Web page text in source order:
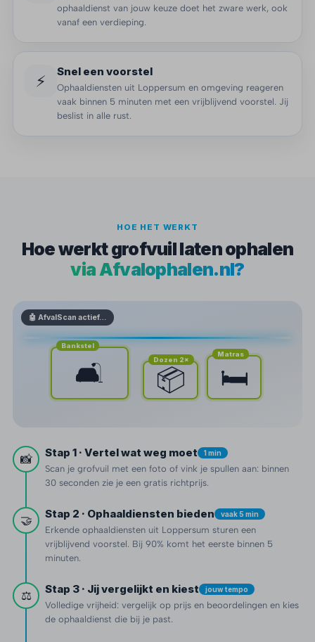
ophaaldienst van jouw keuze doet het zware werk, ook
vanaf een verdieping.
⚡ Snel een voorstel
Ophaaldiensten uit Loppersum en omgeving reageren
vaak binnen 5 minuten met een vrijblijvend voorstel. Jij
beslist in alle rust.
HOE HET WERKT
Hoe werkt grofvuil laten ophalen
via Afvalophalen.nl?
🤖 AfvalScan actief…
Bankstel
🛋️ Dozen 2×
📦
Matras
🛏️
📸 Stap 1 · Vertel wat weg moet 1 min
Scan je grofvuil met een foto of vink je spullen aan: binnen
30 seconden zie je een gratis richtprijs.
🤝 Stap 2 · Ophaaldiensten bieden vaak 5 min
Erkende ophaaldiensten uit Loppersum sturen een
vrijblijvend voorstel. Bij 90% komt het eerste binnen 5
minuten.
⚖️ Stap 3 · Jij vergelijkt en kiest jouw tempo
Volledige vrijheid: vergelijk op prijs en beoordelingen en kies
de ophaaldienst die bij je past.